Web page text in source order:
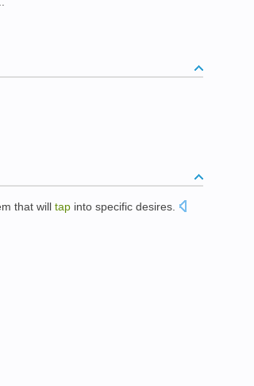
that will tap into specific desires